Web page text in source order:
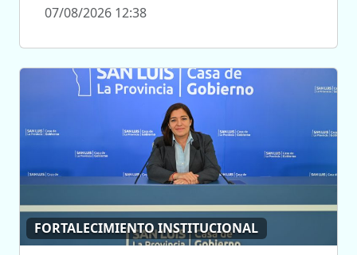
07/08/2026 12:38
FORTALECIMIENTO INSTITUCIONAL